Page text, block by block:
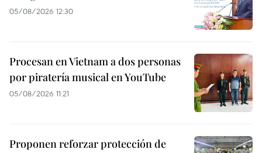
05/08/2026 12:30
Procesan en Vietnam a dos personas
por piratería musical en YouTube
05/08/2026 11:21
Proponen reforzar protección de